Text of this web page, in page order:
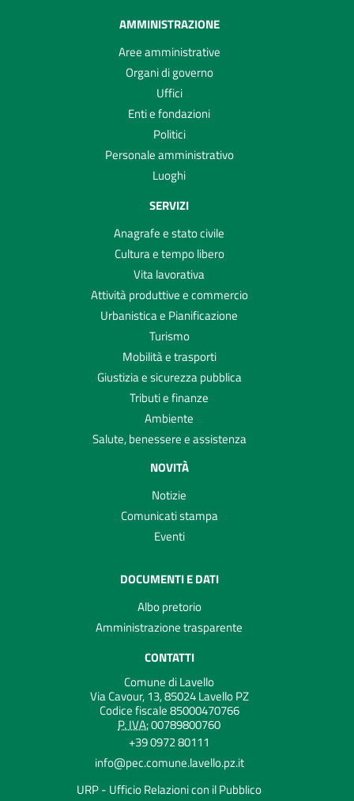
AMMINISTRAZIONE
Aree amministrative
Organi di governo
Uffici
Enti e fondazioni
Politici
Personale amministrativo
Luoghi
SERVIZI
Anagrafe e stato civile
Cultura e tempo libero
Vita lavorativa
Attività produttive e commercio
Urbanistica e Pianificazione
Turismo
Mobilità e trasporti
Giustizia e sicurezza pubblica
Tributi e finanze
Ambiente
Salute, benessere e assistenza
NOVITÀ
Notizie
Comunicati stampa
Eventi
DOCUMENTI E DATI
Albo pretorio
Amministrazione trasparente
CONTATTI
Comune di Lavello
Via Cavour, 13, 85024 Lavello PZ
Codice fiscale 85000470766
P. IVA:00789800760
+39 0972 80111
info@pec.comune.lavello.pz.it
URP - Ufficio Relazioni con il Pubblico